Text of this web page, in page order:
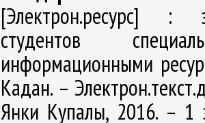
[Электрон.ресурс] :
студентов
информационными
Кадан. –
Янки Купалы, 2016. – 1